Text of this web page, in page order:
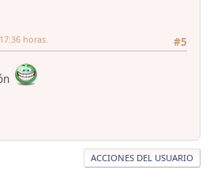
#5
horas.
ACCIONES DEL USUARIO